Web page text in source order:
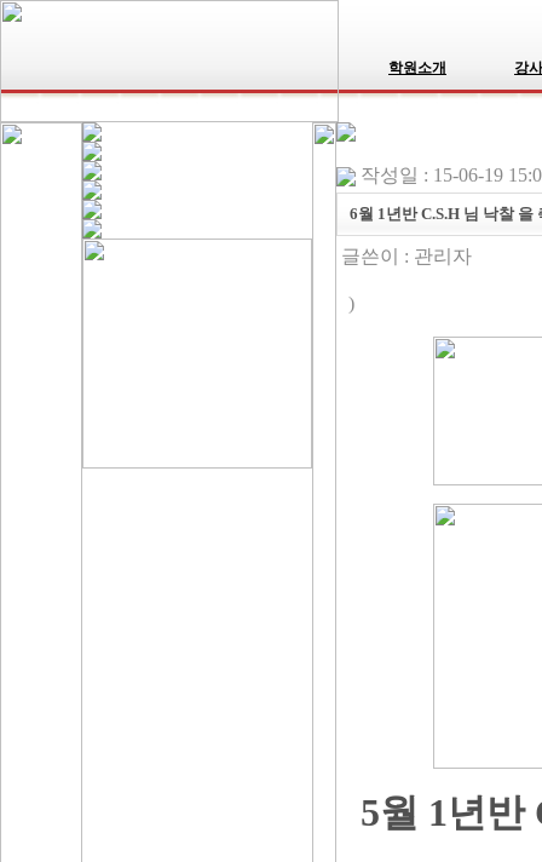
학원소개 강
작성일 : 15-06-19
6월 1년반 C.S.H 님 낙찰 을
글쓴이 : 관리자
)
5월 1년반